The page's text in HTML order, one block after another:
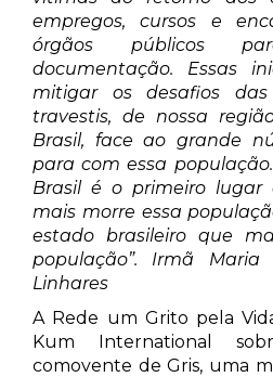
empregos, cursos e
órgãos públicos
documentação. Essas
mitigar os desafios
travestis, de nossa
Brasil, face ao grande
para com essa
Brasil é o primeiro
mais morre essa
estado brasileiro que
população”. Irmã Maria
Linhares
A Rede um Grito pela
Kum International
comovente de Gris, uma